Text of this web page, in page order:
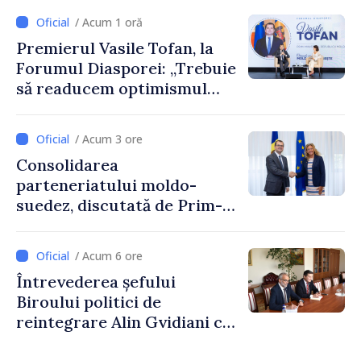
dumneavoastră pentru a
construi comunități mai
puternice”
/ Acum 1 oră
Premierul Vasile Tofan, la
Forumul Diasporei: „Trebuie
să readucem optimismul
Republica Moldova merge în
direcția corectă”
/ Acum 3 ore
Consolidarea
parteneriatului moldo-
suedez, discutată de Prim-
Ambasadoarea Suediei,
Petra Lärke/ Acum 6 ore
Întrevederea șefului
Biroului politici de
reintegrare Alin Gvidiani cu